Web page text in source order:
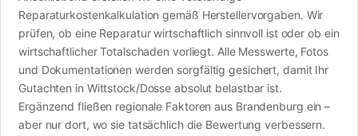
Reparaturkostenkalkulation gemäß Herstellervorgaben. Wir
prüfen, ob eine Reparatur wirtschaftlich sinnvoll ist oder ob ein
wirtschaftlicher Totalschaden vorliegt. Alle Messwerte, Fotos
und Dokumentationen werden sorgfältig gesichert, damit Ihr
Gutachten in Wittstock/Dosse absolut belastbar ist.
Ergänzend fließen regionale Faktoren aus Brandenburg ein –
aber nur dort, wo sie tatsächlich die Bewertung verbessern.